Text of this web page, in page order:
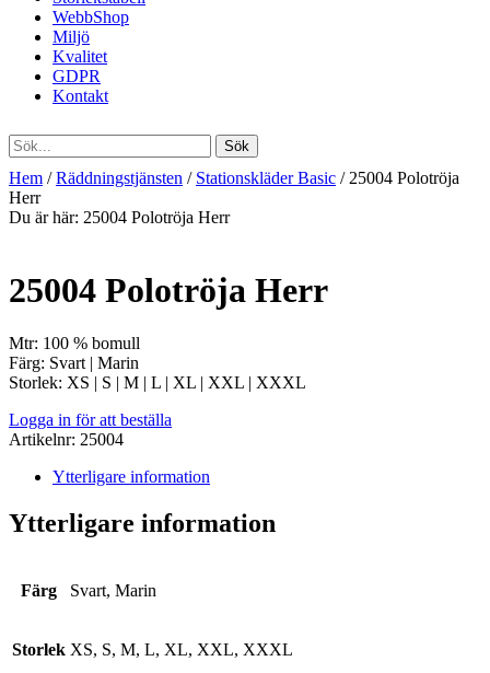
WebbShop
Miljö
Kvalitet
GDPR
Kontakt
Hem /Räddningstjänsten / Stationskläder Basic / 25004 Polotröja
Herr
Du är här: 25004 Polotröja Herr
25004 Polotröja Herr
Mtr: 100 % bomull
Färg: Svart | Marin
Storlek: XS | S | M | L | XL | XXL | XXXL
Logga in för att beställa
Artikelnr: 25004
Ytterligare information
Ytterligare information
Färg Svart, Marin
Storlek XS, S, M, L, XL, XXL, XXXL